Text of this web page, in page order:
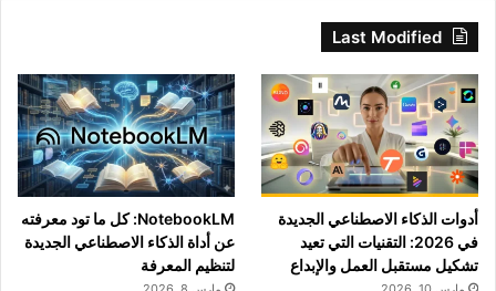
Last Modified
أدوات الذكاء الاصطناعي الجديدة
في 2026: التقنيات التي تعيد
تشكيل مستقبل العمل والإبداع
NotebookLM: كل ما تود معرفته
عن أداة الذكاء الاصطناعي الجديدة
لتنظيم المعرفة